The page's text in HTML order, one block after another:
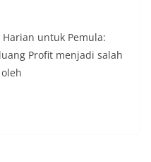
untuk Pemula:
Profit menjadi salah